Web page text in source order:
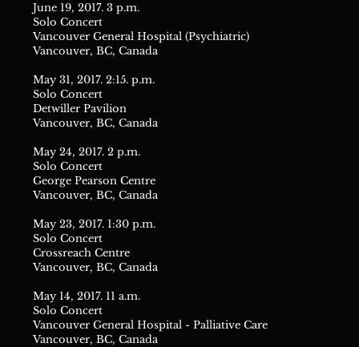
June 19, 2017. 3 p.m.
Solo Concert
Vancouver General Hospital (Psychiatric)
Vancouver, BC, Canada
May 31, 2017. 2:15. p.m.
Solo Concert
Detwiller Pavilion
Vancouver, BC, Canada
May 24, 2017. 2 p.m.
Solo Concert
George Pearson Centre
Vancouver, BC, Canada
May 23, 2017. 1:30 p.m.
Solo Concert
Crossreach Centre
Vancouver, BC, Canada
May 14, 2017. 11 a.m.
Solo Concert
Vancouver General Hospital - Palliative Care
Vancouver, BC, Canada